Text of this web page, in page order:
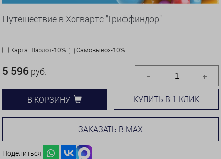
Путешествие в Хогвартс "Гриффиндор"
Карта Шарлот-10% Самовывоз-10%
5 596 руб.
В КОРЗИНУ КУПИТЬ В 1 КЛИК
ЗАКАЗАТЬ В MAX
Поделиться: